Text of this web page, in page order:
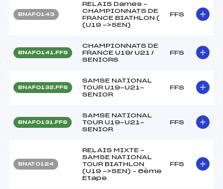
BNAF0143
RELAIS Dames –
CHAMPIONNATS DE
FRANCE BIATHLON (
(U19 ->SEN)
FFS
BNAF0141.FFS
CHAMPIONNATS DE
FRANCE U19/ U21 /
SENIORS
FFS
BNAF0132.FFS
SAMSE NATIONAL
TOUR U19-U21-
SENIOR
FFS
BNAF0131.FFS
SAMSE NATIONAL
TOUR U19-U21-
SENIOR
FFS
BNAT0124
RELAIS MIXTE –
SAMSE NATIONAL
TOUR BIATHLON
(U19 ->SEN) – 6ème
Etape
FFS